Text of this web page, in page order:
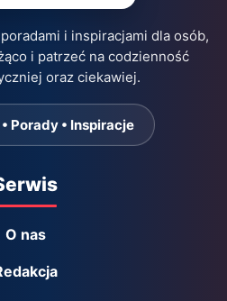
i inspiracjami dla osób,
i patrzeć na codzienność
oraz ciekawiej.
Porady • Inspiracje
O nas